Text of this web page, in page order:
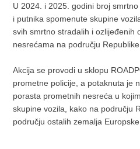
U 2024. i 2025. godini broj
i putnika spomenute skupine
svih smrtno stradalih i ozlijeđenih
nesrećama na području Republike
Akcija se provodi u sklopu
prometne policije, a potaknuta je
porasta prometnih nesreća u
skupine vozila, kako na području
području ostalih zemalja Europske